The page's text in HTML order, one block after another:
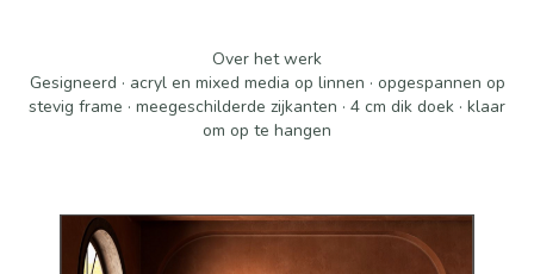
Over het werk
Gesigneerd · acryl en mixed media op linnen · opgespannen op
stevig frame · meegeschilderde zijkanten · 4 cm dik doek · klaar
om op te hangen